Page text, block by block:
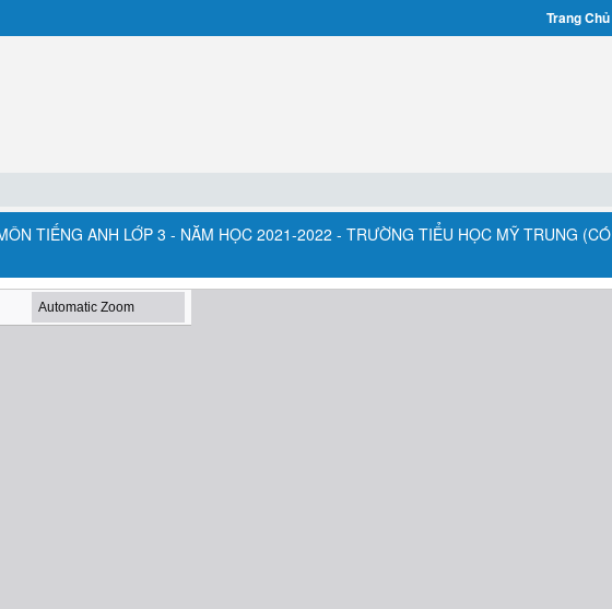
Trang Chủ
TIẾNG ANH LỚP 3 - NĂM HỌC 2021-2022 - TRƯỜNG TIỂU HỌC MỸ TRUNG (CÓ